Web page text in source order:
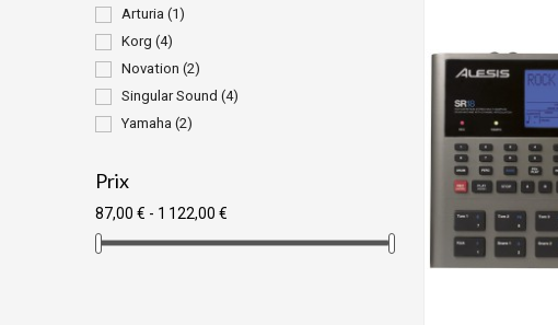
Arturia (1)
Korg (4)
Novation (2)
Singular Sound (4)
Yamaha (2)
Prix
87,00 € - 1 122,00 €